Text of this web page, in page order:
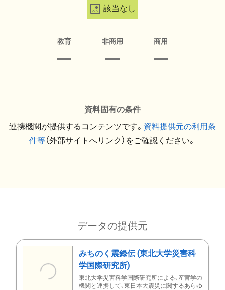
該当なし
教育 非商用 商用
資料固有の条件
連携機関が提供するコンテンツです。 資料提供元の利用条
件等（外部サイトへリンク）をご確認ください。
データの提供元
みちのく震録伝 (東北大学災害科
学国際研究所)
東北大学災害科学国際研究所による、産官学の
機関と連携して、東日本大震災に関するあらゆ